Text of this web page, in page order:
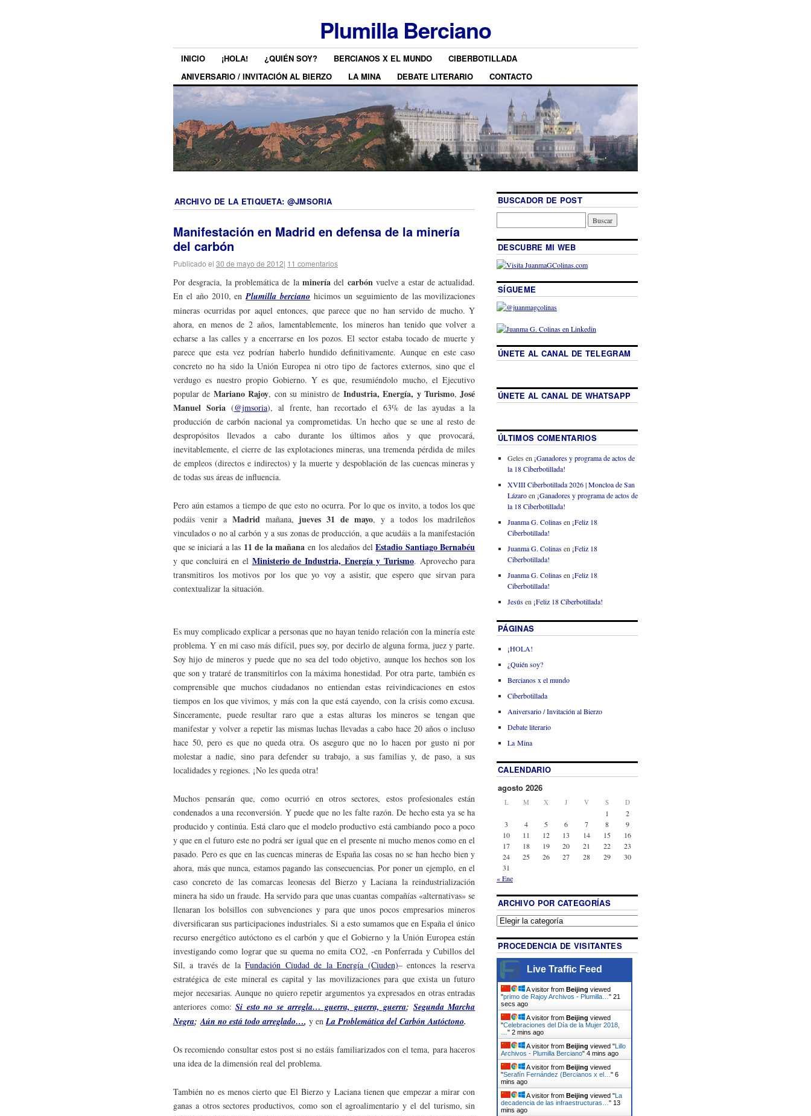
Plumilla Berciano
INICIO ¡HOLA! ¿QUIÉN SOY? BERCIANOS X EL MUNDO
CIBERBOTILLADA
ANIVERSARIO / INVITACIÓN AL BIERZO
LA MINA DEBATE LITERARIO CONTACTO
ARCHIVO DE LA ETIQUETA: @JMSORIA
Manifestación en Madrid en defensa de la minería
del carbón
Publicado el 30 de mayo de 2012| 11 comentarios
Por desgracia, la problemática de laminería del carbónvuelve a estar de actualidad.
En el año 2010, enPlumilla berciano hicimos un seguimiento de las movilizaciones
mineras ocurridas por aquel entonces, que parece que no han servido de mucho. Y
ahora, en menos de 2 años, lamentablemente, los mineros han tenido que volver a
echarse a las calles y a encerrarse en los pozos. El sector estaba tocado de muerte y
parece que esta vez podrían haberlo hundido definitivamente. Aunque en este caso
concreto no ha sido la Unión Europea ni otro tipo de factores externos, sino que el
verdugo es nuestro propio Gobierno. Y es que, resumiéndolo mucho, el Ejecutivo
popular de Mariano Rajoy, con su ministro de Industria, Energía, y Turismo,José
Manuel Soria (@jmsoria), al frente, han recortado el 63% de las ayudas a la
producción de carbón nacional ya comprometidas. Un hecho que se une al resto de
despropósitos llevados a cabo durante los últimos años y que provocará,
inevitablemente, el cierre de las explotaciones mineras, una tremenda pérdida de miles
de empleos (directos e indirectos) y la muerte y despoblación de las cuencas mineras y
de todas sus áreas de influencia.
Pero aún estamos a tiempo de que esto no ocurra. Por lo que os invito, a todos los que
podáis venir a Madridmañana, jueves 31 de mayo, y a todos los madrileños
vinculados o no al carbón y a sus zonas de producción, a que acudáis a la manifestación
que se iniciará a las 11 de la mañana en los aledaños delEstadio Santiago Bernabéu
y que concluirá en el Ministerio de Industria, Energía y Turismo. Aprovecho para
transmitiros los motivos por los que yo voy a asistir, que espero que sirvan para
contextualizar la situación.
Es muy complicado explicar a personas que no hayan tenido relación con la minería este
problema. Y en mi caso más difícil, pues soy, por decirlo de alguna forma, juez y parte.
Soy hijo de mineros y puede que no sea del todo objetivo, aunque los hechos son los
que son y trataré de transmitirlos con la máxima honestidad. Por otra parte, también es
comprensible que muchos ciudadanos no entiendan estas reivindicaciones en estos
tiempos en los que vivimos, y más con la que está cayendo, con la crisis como excusa.
Sinceramente, puede resultar raro que a estas alturas los mineros se tengan que
manifestar y volver a repetir las mismas luchas llevadas a cabo hace 20 años o incluso
hace 50, pero es que no queda otra. Os aseguro que no lo hacen por gusto ni por
molestar a nadie, sino para defender su trabajo, a sus familias y, de paso, a sus
localidades y regiones. ¡No les queda otra!
Muchos pensarán que, como ocurrió en otros sectores, estos profesionales están
condenados a una reconversión. Y puede que no les falte razón. De hecho esta ya se ha
producido y continúa. Está claro que el modelo productivo está cambiando poco a poco
y que en el futuro este no podrá ser igual que en el presente ni mucho menos como en el
pasado. Pero es que en las cuencas mineras de España las cosas no se han hecho bien y
ahora, más que nunca, estamos pagando las consecuencias. Por poner un ejemplo, en el
caso concreto de las comarcas leonesas del Bierzo y Laciana la reindustrialización
minera ha sido un fraude. Ha servido para que unas cuantas compañías «alternativas» se
llenaran los bolsillos con subvenciones y para que unos pocos empresarios mineros
diversificaran sus participaciones industriales. Si a esto sumamos que en España el único
recurso energético autóctono es el carbón y que el Gobierno y la Unión Europea están
investigando como lograr que su quema no emita CO2, -en Ponferrada y Cubillos del
Sil, a través de laFundación Ciudad de la Energía (Ciuden)– entonces la reserva
estratégica de este mineral es capital y las movilizaciones para que exista un futuro
mejor necesarias. Aunque no quiero repetir argumentos ya expresados en otras entradas
anteriores como:Si esto no se arregla… guerra, guerra, guerra; Segunda Marcha
Negra;Aún no está todo arreglado…, y en La Problemática del Carbón Autóctono.
Os recomiendo consultar estos post si no estáis familiarizados con el tema, para haceros
una idea de la dimensión real del problema.
También no es menos cierto que El Bierzo y Laciana tienen que empezar a mirar con
ganas a otros sectores productivos, como son el agroalimentario y el del turismo, sin
BUSCADOR DE POST
DESCUBRE MI WEB
SÍGUEME
ÚNETE AL CANAL DE TELEGRAM
ÚNETE AL CANAL DE WHATSAPP
ÚLTIMOS COMENTARIOS
Geles en ¡Ganadores y programa de actos de
la 18 Ciberbotillada!
XVIII Ciberbotillada 2026 | Moncloa de San
Lázaroen ¡Ganadores y programa de actos de
la 18 Ciberbotillada!
Juanma G. Colinasen ¡Feliz 18
Ciberbotillada!
Juanma G. Colinasen ¡Feliz 18
Ciberbotillada!
Juanma G. Colinasen ¡Feliz 18
Ciberbotillada!
Jesúsen ¡Feliz 18 Ciberbotillada!
PÁGINAS
¡HOLA!
¿Quién soy?
Bercianos x el mundo
Ciberbotillada
Aniversario / Invitación al Bierzo
Debate literario
La Mina
CALENDARIO
agosto 2026
L M X J V S D
1
2
3
4 5 6 7 8
9
10
11 12 13 14 15
16
17
18 19 20 21 22
23
24
25 26 27 28 29
30
31
« Ene
ARCHIVO POR CATEGORÍAS
PROCEDENCIA DE VISITANTES
Live Traffic Feed
A visitor from Beijing viewed
"primo de Rajoy Archivos - Plumilla… " 21
secs ago
A visitor from Beijing viewed
"Celebraciones del Día de la Mujer 2018,
" 2 mins ago
A visitor from Beijing viewed "Lillo
Archivos - Plumilla Berciano" 4 mins ago
A visitor from Beijing viewed
"Serafín Fernández (Bercianos x el… " 6
mins ago
A visitor from Beijing viewed "La
decadencia de las infraestructuras… " 13
mins ago